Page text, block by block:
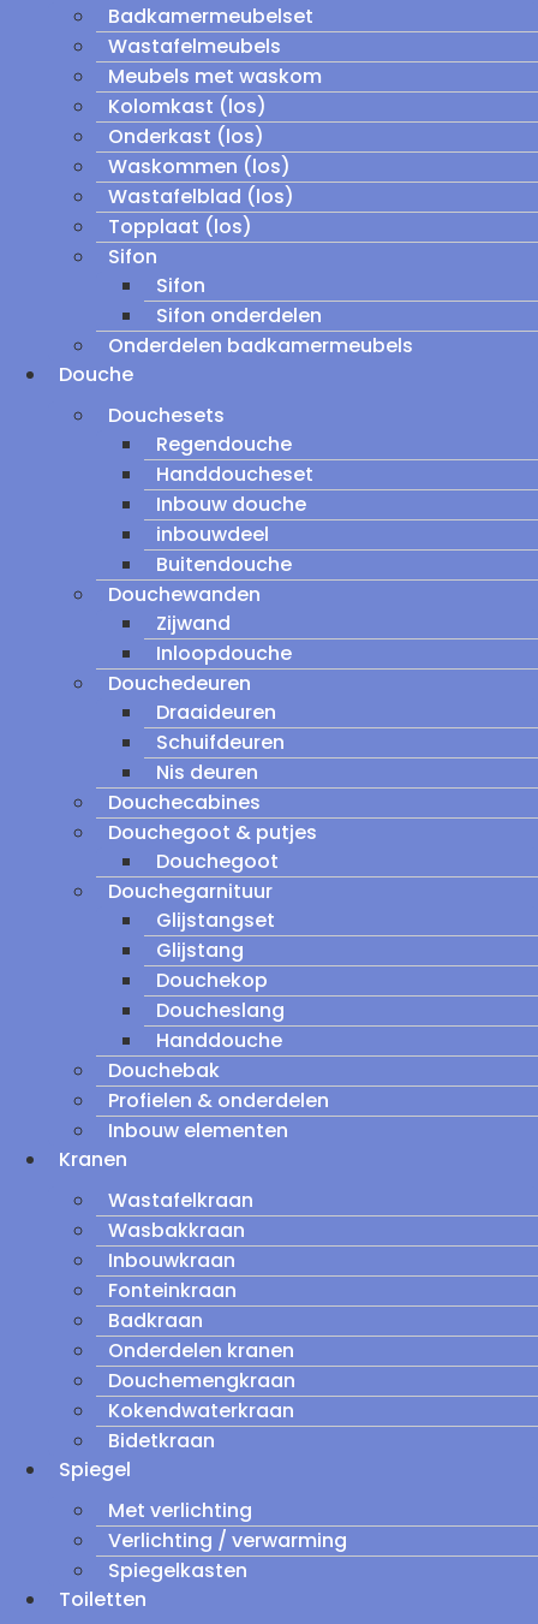
Badkamermeubelset
Wastafelmeubels
Meubels met waskom
Kolomkast (los)
Onderkast (los)
Waskommen (los)
Wastafelblad (los)
Topplaat (los)
Sifon
Sifon
Sifon onderdelen
Onderdelen badkamermeubels
Douche
Douchesets
Regendouche
Handdoucheset
Inbouw douche
inbouwdeel
Buitendouche
Douchewanden
Zijwand
Inloopdouche
Douchedeuren
Draaideuren
Schuifdeuren
Nis deuren
Douchecabines
Douchegoot & putjes
Douchegoot
Douchegarnituur
Glijstangset
Glijstang
Douchekop
Doucheslang
Handdouche
Douchebak
Profielen & onderdelen
Inbouw elementen
Kranen
Wastafelkraan
Wasbakkraan
Inbouwkraan
Fonteinkraan
Badkraan
Onderdelen kranen
Douchemengkraan
Kokendwaterkraan
Bidetkraan
Spiegel
Met verlichting
Verlichting / verwarming
Spiegelkasten
Toiletten